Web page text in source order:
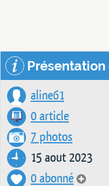
Présentation
aline61
0 article
7 photos
15 aout 2023
0 abonné